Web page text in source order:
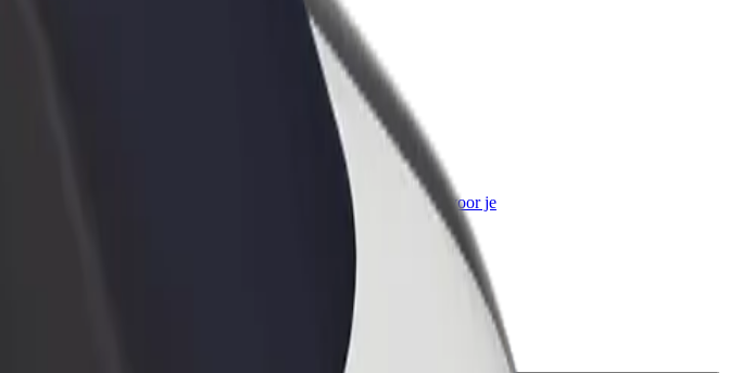
Bolt for Business
Bolt-producten en -services voor je
onze services en vind de perfecte dienst voor jou.